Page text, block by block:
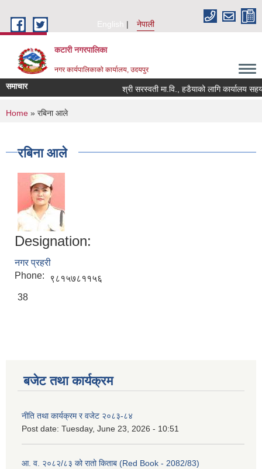
English
नेपाली
कटारी नगरपालिका
नगर कार्यपालिकाको कार्यालय, उदयपुर
समाचार श्री सरस्वती मा.वि., हडैयाको लागि कार्यालय
You are here
Home » रबिना आले
रबिना आले
Designation:
नगर प्रहरी
Phone:
९८१५७८११५६
38
बजेट तथा कार्यक्रम
नीति तथा कार्यक्रम र वजेट २०८३-८४
Post date: Tuesday, June 23, 2026 - 10:51
आ. व. २०८२/८३ को रातो किताब (Red Book - 2082/83)